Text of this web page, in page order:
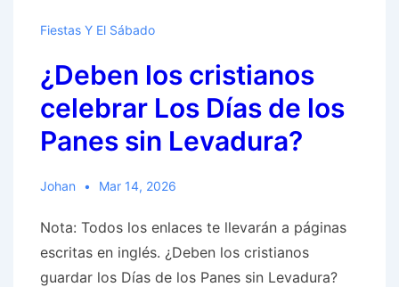
–
Abril
–
Julio
Fiestas Y El Sábado
¿Deben los cristianos
celebrar Los Días de los
Panes sin Levadura?
Johan Mar 14, 2026
Nota: Todos los enlaces te llevarán a páginas
escritas en inglés. ¿Deben los cristianos
guardar los Días de los Panes sin Levadura?